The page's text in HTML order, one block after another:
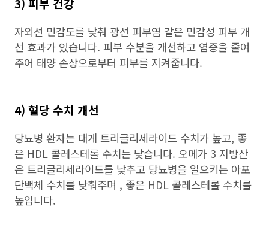
3) 피부 건강
자외선 민감도를 낮춰 광선 피부염 같은 민감성 피부 개
선 효과가 있습니다. 피부 수분을 개선하고 염증을 줄여
주어 태양 손상으로부터 피부를 지켜줍니다.
4) 혈당 수치 개선
당뇨병 환자는 대게 트리글리세라이드 수치가 높고, 좋
은 HDL 콜레스테롤 수치는 낮습니다. 오메가 3 지방산
은 트리글리세라이드를 낮추고 당뇨병을 일으키는 아포
단백체 수치를 낮춰주며 , 좋은 HDL 콜레스테롤 수치를
높입니다.